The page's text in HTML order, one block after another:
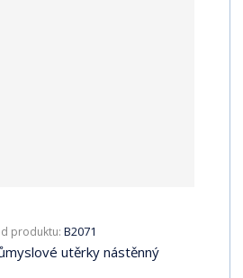
produktu: B2071
utěrky nástěnný